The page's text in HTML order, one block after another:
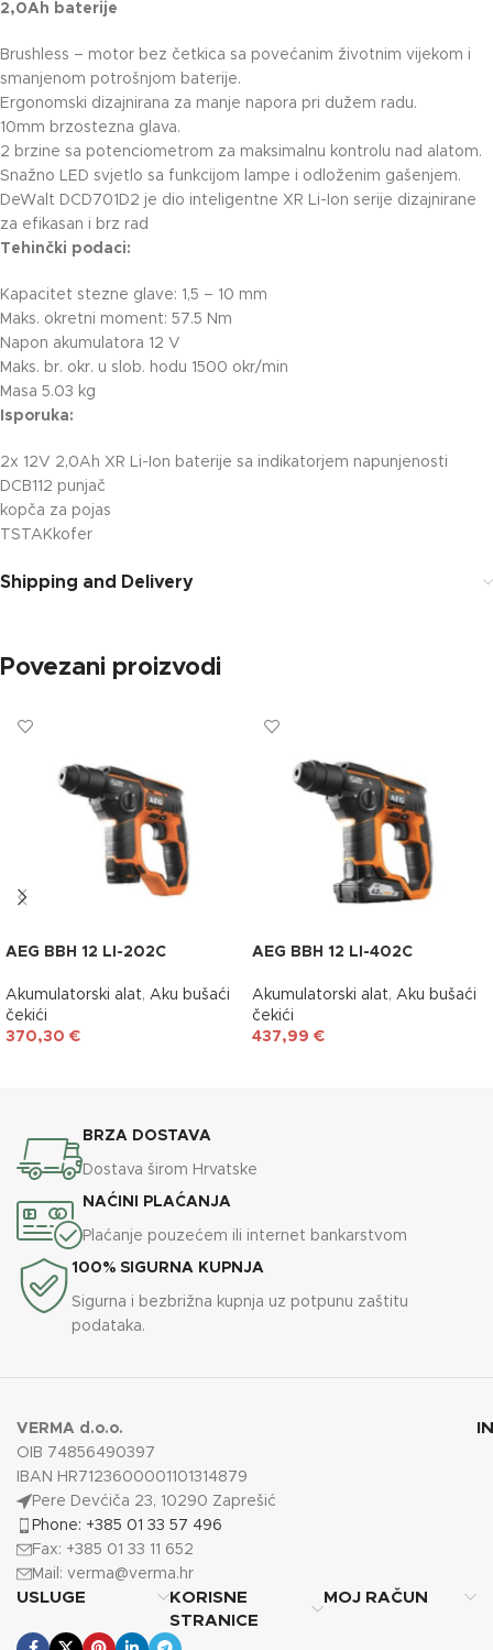
2,0Ah baterije
Brushless – motor bez četkica sa povećanim životnim vijekom i
smanjenom potrošnjom baterije.
Ergonomski dizajnirana za manje napora pri dužem radu.
10mm brzostezna glava.
2 brzine sa potenciometrom za maksimalnu kontrolu nad alatom.
Snažno LED svjetlo sa funkcijom lampe i odloženim gašenjem.
DeWalt DCD701D2 je dio inteligentne XR Li-Ion serije dizajnirane
za efikasan i brz rad
Tehinčki podaci:
Kapacitet stezne glave: 1,5 – 10 mm
Maks. okretni moment: 57.5 Nm
Napon akumulatora 12 V
Maks. br. okr. u slob. hodu 1500 okr/min
Masa 5.03 kg
Isporuka:
2x 12V 2,0Ah XR Li-Ion baterije sa indikatorjem napunjenosti
DCB112 punjač
kopča za pojas
TSTAKkofer
Shipping and Delivery
Povezani proizvodi
AEG BBH 12 LI-202C
Akumulatorski alat, Aku bušaći
čekići
370,30 €
AEG BBH 12 LI-402C
Akumulatorski alat, Aku bušaći
čekići
437,99 €
BRZA DOSTAVA
Dostava širom Hrvatske
NAĆINI PLAĆANJA
Plaćanje pouzećem ili internet bankarstvom
100% SIGURNA KUPNJA
Sigurna i bezbrižna kupnja uz potpunu zaštitu
podataka.
VERMA d.o.o.
OIB 74856490397
IBAN HR7123600001101314879
Pere Devćiča 23, 10290 Zaprešić
Phone: +385 01 33 57 496
Fax: +385 01 33 11 652
Mail: verma@verma.hr
USLUGE
KORISNE
STRANICE
MOJ RAČUN